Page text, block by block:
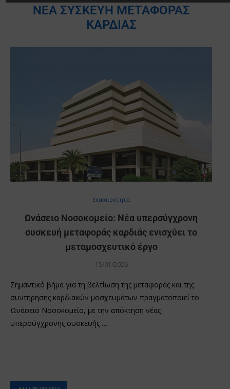
ΝΈΑ ΣΥΣΚΕΥΉ ΜΕΤΑΦΟΡΆΣ
ΚΑΡΔΙΆΣ
Επικαιρότητα
Ωνάσειο Νοσοκομείο: Νέα υπερσύγχρονη
συσκευή μεταφοράς καρδιάς ενισχύει το
μεταμοσχευτικό έργο
15/01/2026
Σημαντικό βήμα για τη βελτίωση της μεταφοράς και της
συντήρησης καρδιακών μοσχευμάτων πραγματοποιεί το
Ωνάσειο Νοσοκομείο, με την απόκτηση νέας
υπερσύγχρονης συσκευής …